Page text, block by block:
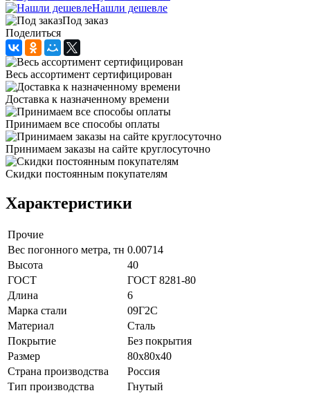
Нашли дешевле
Под заказ
Поделиться
Весь ассортимент сертифицирован
Доставка к назначенному времени
Принимаем все способы оплаты
Принимаем заказы на сайте круглосуточно
Скидки постоянным покупателям
Характеристики
Прочие
Вес погонного метра, тн 0.00714
Высота
40
ГОСТ
ГОСТ 8281-80
Длина
6
Марка стали
09Г2С
Материал
Сталь
Покрытие
Без покрытия
Размер
80х80х40
Страна производства
Россия
Тип производства
Гнутый